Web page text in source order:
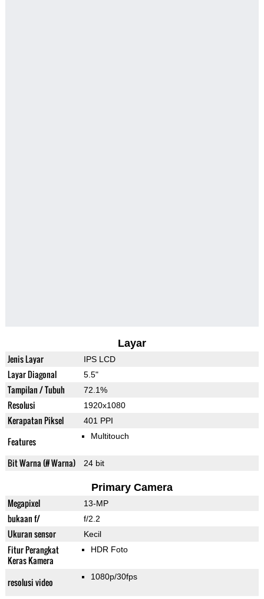
Layar
Jenis Layar IPS LCD
Layar Diagonal 5.5"
Tampilan / Tubuh 72.1%
Resolusi 1920x1080
Kerapatan Piksel 401 PPI
Features Multitouch
Bit Warna (# Warna) 24 bit
Primary Camera
Megapixel 13-MP
bukaan f/ f/2.2
Ukuran sensor Kecil
Fitur Perangkat
Keras Kamera
HDR Foto
resolusi video 1080p/30fps